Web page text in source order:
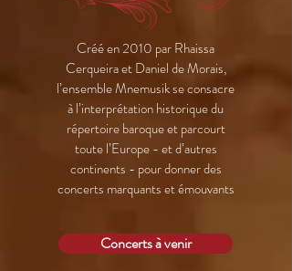
Créé en 2010 par Rhaissa
Cerqueira et Daniel de Morais,
l’ensemble Mnemusik se consacre
à l’interprétation historique du
répertoire baroque et parcourt
toute l’Europe - et d’autres
continents - pour donner des
concerts marquants et émouvants
Concerts à venir